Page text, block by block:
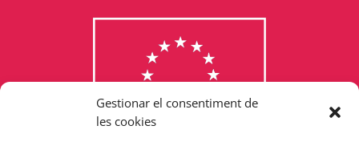
Gestionar el consentiment de
les cookies